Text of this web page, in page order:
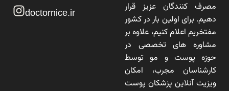
مصرف کنندگان عزیز قرار
دهیم. برای اولین بار در کشور
مفتخریم اعلام کنیم، علاوه بر
مشاوره های تخصصی در
حوزه پوست و مو توسط
کارشناسان مجرب، امکان
ویزیت آنلاین پزشکان پوست
doctornice.ir